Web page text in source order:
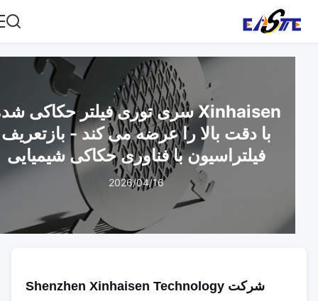
Xinhaisen سری توری فیلتر حکاکی شده
با دقت بالا را عرضه می کند - بازتعریف
فیلتراسیون با فناوری حکاکی شیمیایی
2026/04/16
شركت Shenzhen Xinhaisen Technology